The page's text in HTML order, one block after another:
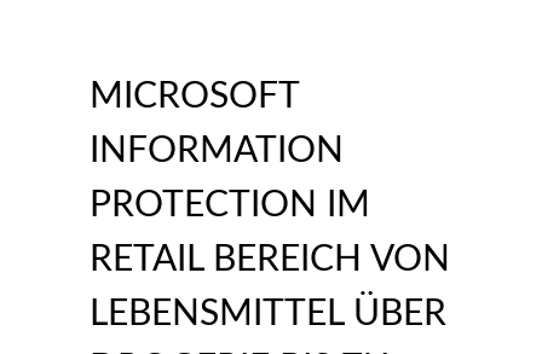
MICROSOFT
INFORMATION
PROTECTION IM
RETAIL BEREICH VON
LEBENSMITTEL ÜBER